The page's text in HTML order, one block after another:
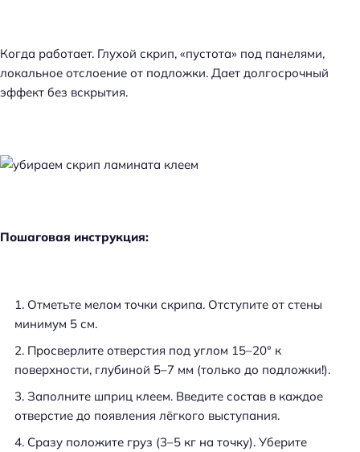
Когда работает. Глухой скрип, «пустота» под панелями,
локальное отслоение от подложки. Дает долгосрочный
эффект без вскрытия.
Пошаговая инструкция:
Отметьте мелом точки скрипа. Отступите от стены
минимум 5 см.
Просверлите отверстия под углом 15–20° к
поверхности, глубиной 5–7 мм (только до подложки!).
Заполните шприц клеем. Введите состав в каждое
отверстие до появления лёгкого выступания.
Сразу положите груз (3–5 кг на точку). Уберите